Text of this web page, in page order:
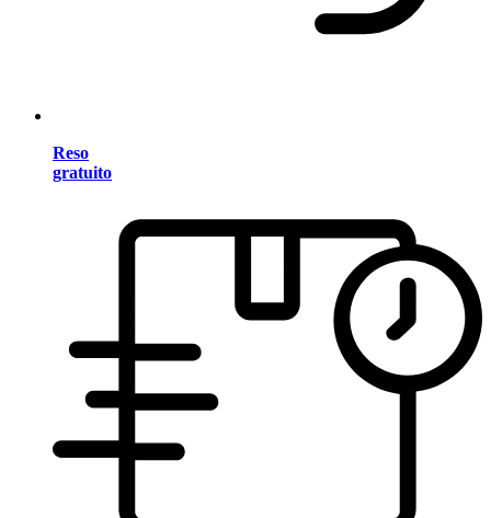
Reso
gratuito